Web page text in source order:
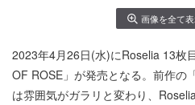
画像を全て表
2023年4月26日(水)にRoselia 13枚
OF ROSE」が発売となる。前作の
は雰囲気がガラリと変わり、